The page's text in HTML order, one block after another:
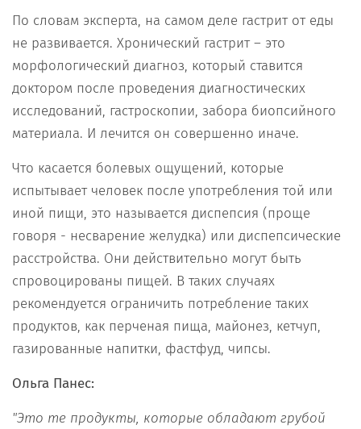
По словам эксперта, на самом деле гастрит от еды
не развивается. Хронический гастрит – это
морфологический диагноз, который ставится
доктором после проведения диагностических
исследований, гастроскопии, забора биопсийного
материала. И лечится он совершенно иначе.
Что касается болевых ощущений, которые
испытывает человек после употребления той или
иной пищи, это называется диспепсия (проще
говоря - несварение желудка) или диспепсические
расстройства. Они действительно могут быть
спровоцированы пищей. В таких случаях
рекомендуется ограничить потребление таких
продуктов, как перченая пища, майонез, кетчуп,
газированные напитки, фастфуд, чипсы.
Ольга Панес:
"Это те продукты, которые обладают грубой